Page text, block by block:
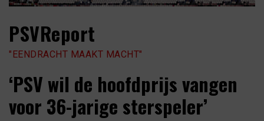
PSVReport
"EENDRACHT MAAKT MACHT"
‘PSV wil de hoofdprijs vangen
voor 36-jarige sterspeler’